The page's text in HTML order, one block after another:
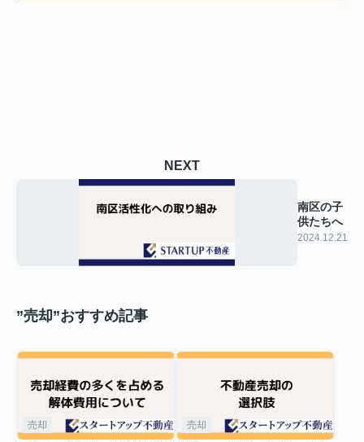
NEXT
南区の子
供たちへ
2024.12.21
”売却”おすすめ記事
売却 売却